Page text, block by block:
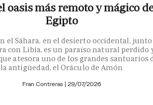
oasis más remoto y mágico
Egipto
el Sáhara, en el desierto occidental, junto
con Libia, es un paraíso natural perdido
atesora uno de los grandes santuarios
la antigüedad, el Oráculo de Amón
Fran Contreras | 29/07/2026